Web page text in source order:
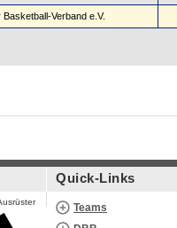
Verband e.V.
Quick-Links
Teams